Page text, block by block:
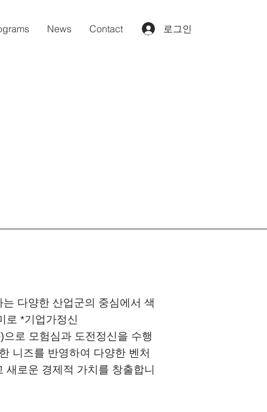
News Contact 로그인
다양한 산업군의 중심에서 색
로 *기업가정신
으로 모험심과 도전정신을 수행
니즈를 반영하여 다양한 벤처
새로운 경제적 가치를 창출합니